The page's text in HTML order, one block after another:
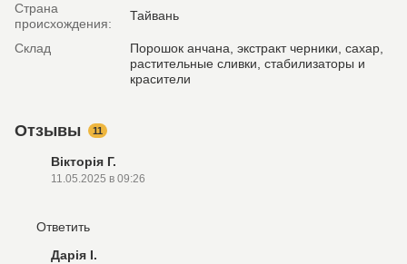
Страна
происхождения:
Тайвань
Склад
Порошок анчана, экстракт черники, сахар,
растительные сливки, стабилизаторы и
красители
Отзывы 11
Вікторія Г.
11.05.2025 в 09:26
Ответить
Дарія І.